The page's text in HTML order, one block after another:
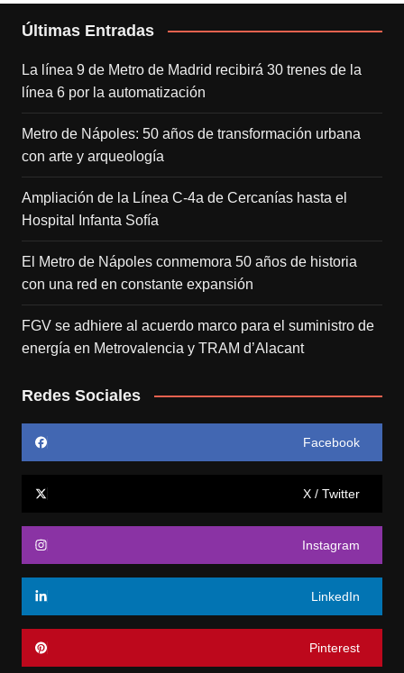
Últimas Entradas
La línea 9 de Metro de Madrid recibirá 30 trenes de la
línea 6 por la automatización
Metro de Nápoles: 50 años de transformación urbana
con arte y arqueología
Ampliación de la Línea C-4a de Cercanías hasta el
Hospital Infanta Sofía
El Metro de Nápoles conmemora 50 años de historia
con una red en constante expansión
FGV se adhiere al acuerdo marco para el suministro de
energía en Metrovalencia y TRAM d’Alacant
Redes Sociales
Facebook
X / Twitter
Instagram
LinkedIn
Pinterest